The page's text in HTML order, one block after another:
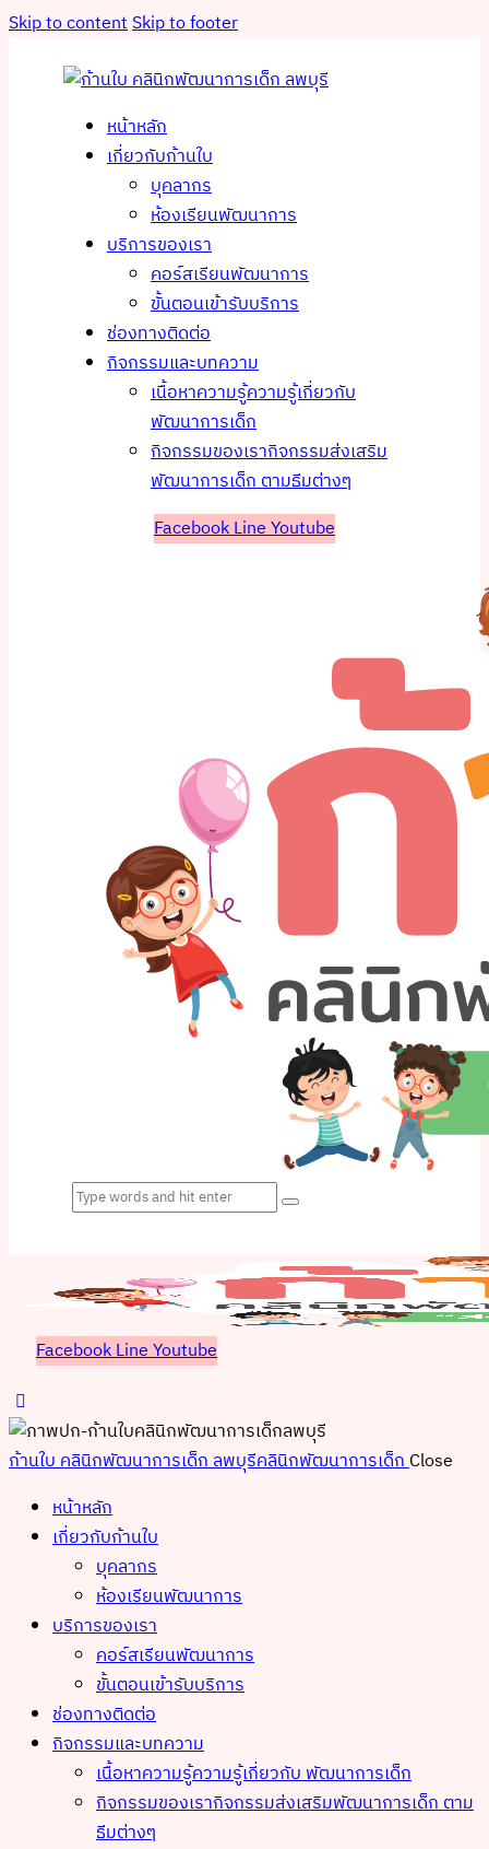
Skip to contentSkip to footer
หน้าหลัก
เกี่ยวกับก้านใบ
บุคลากร
ห้องเรียนพัฒนาการ
บริการของเรา
คอร์สเรียนพัฒนาการ
ขั้นตอนเข้ารับบริการ
ช่องทางติดต่อ
กิจกรรมและบทความ
เนื้อหาความรู้ความรู้เกี่ยวกับ
พัฒนาการเด็ก
กิจกรรมของเรากิจกรรมส่งเสริม
พัฒนาการเด็ก ตามธีมต่างๆ
FacebookLineYoutube
FacebookLineYoutube
ก้านใบ คลินิกพัฒนาการเด็ก ลพบุรีคลินิกพัฒนาการเด็กClose
หน้าหลัก
เกี่ยวกับก้านใบ
บุคลากร
ห้องเรียนพัฒนาการ
บริการของเรา
คอร์สเรียนพัฒนาการ
ขั้นตอนเข้ารับบริการ
ช่องทางติดต่อ
กิจกรรมและบทความ
เนื้อหาความรู้ความรู้เกี่ยวกับ พัฒนาการเด็ก
กิจกรรมของเรากิจกรรมส่งเสริมพัฒนาการเด็ก ตาม
ธีมต่างๆ